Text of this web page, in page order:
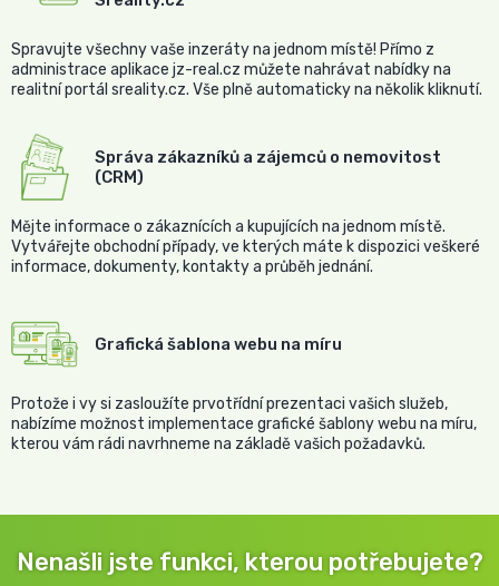
Spravujte všechny vaše inzeráty na jednom místě! Přímo z
administrace aplikace jz-real.cz můžete nahrávat nabídky na
realitní portál sreality.cz. Vše plně automaticky na několik kliknutí.
Správa zákazníků a zájemců o nemovitost
(CRM)
Mějte informace o zákaznících a kupujících na jednom místě.
Vytvářejte obchodní případy, ve kterých máte k dispozici veškeré
informace, dokumenty, kontakty a průběh jednání.
Grafická šablona webu na míru
Protože i vy si zasloužíte prvotřídní prezentaci vašich služeb,
nabízíme možnost implementace grafické šablony webu na míru,
kterou vám rádi navrhneme na základě vašich požadavků.
Nenašli jste funkci, kterou potřebujete?